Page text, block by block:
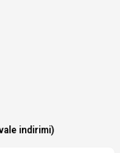
indirimi)